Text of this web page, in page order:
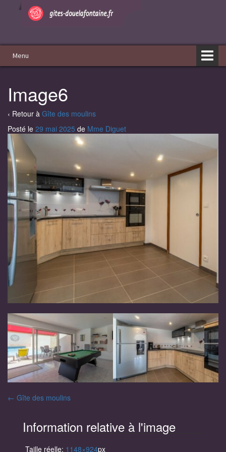
Menu
Image6
‹ Retour à Gîte des moulins
Posté le 29 mai 2025 de Mme Diguet
Navigation
des
articles
← Gîte des moulins
Information relative à l'image
Taille réelle: 1148×924px